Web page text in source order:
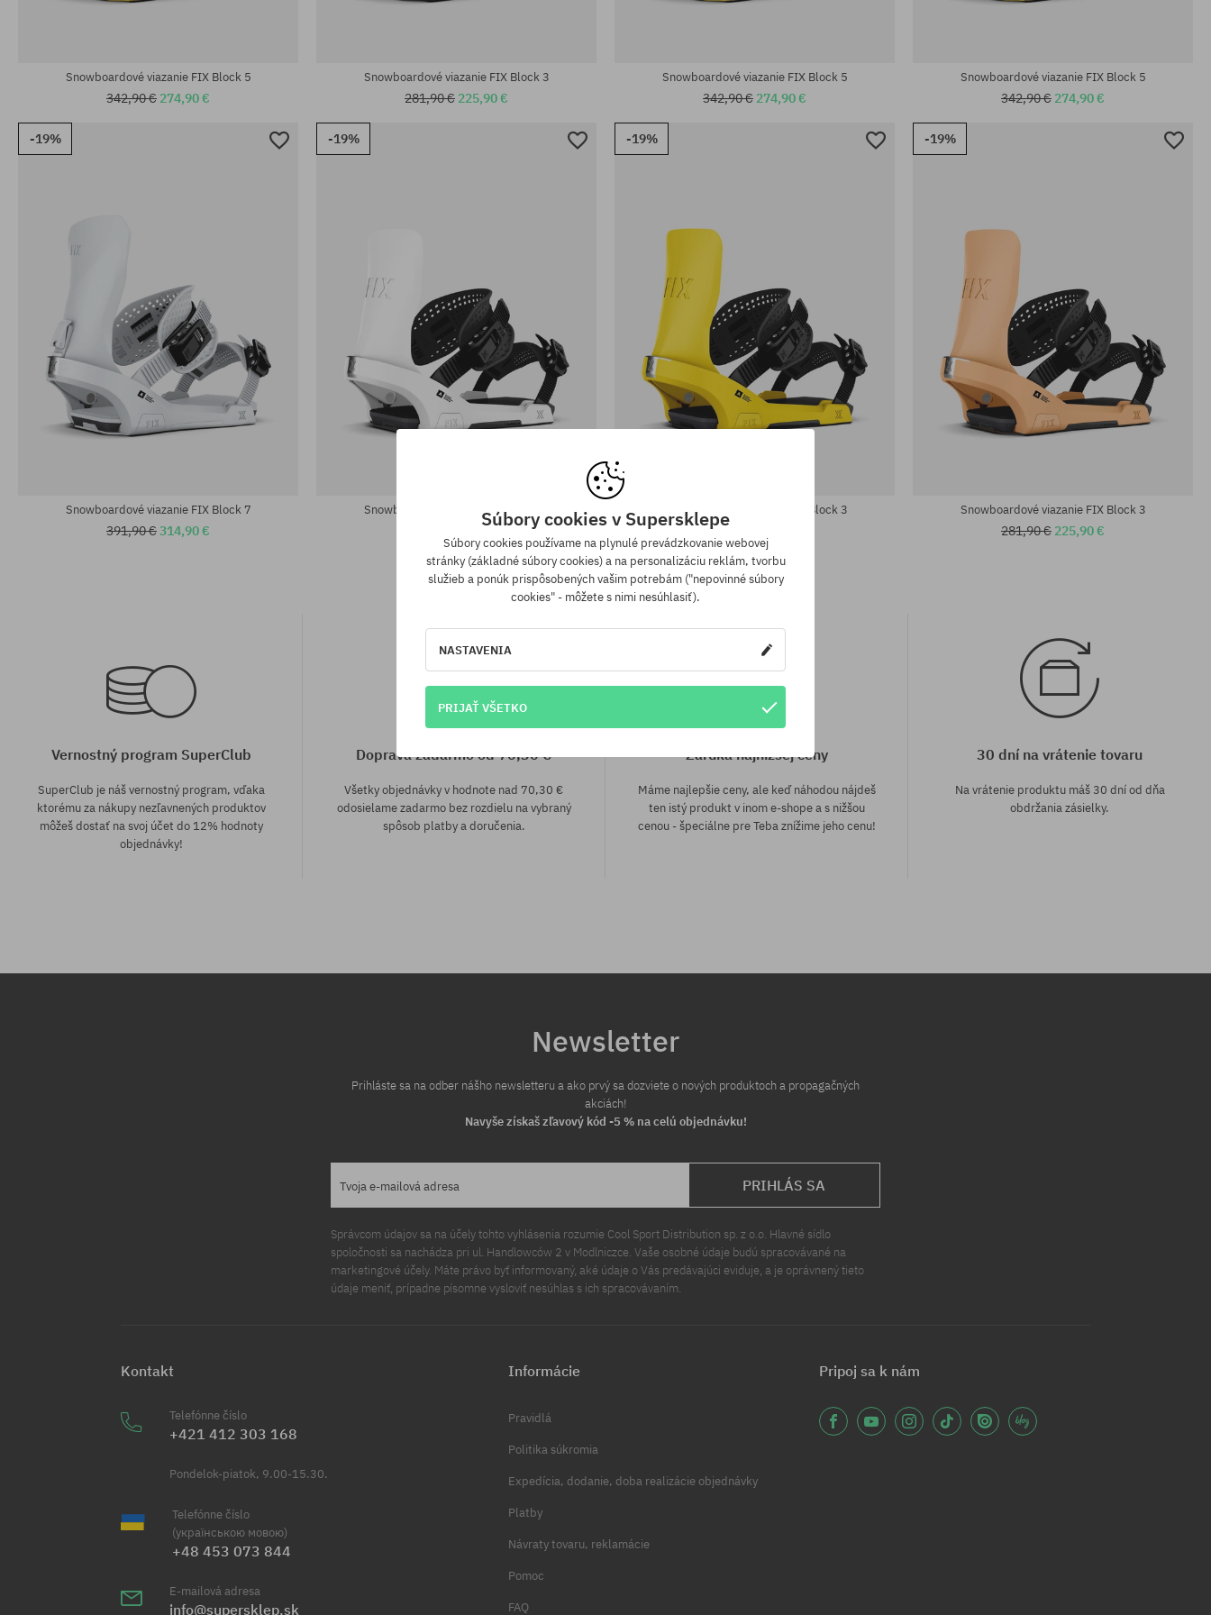
Snowboardové viazanie FIX Block 5
342,90 € 274,90 €
Snowboardové viazanie FIX Block 3
281,90 € 225,90 €
Dostupné veľkosti:
L
Snowboardové viazanie FIX Block 5
342,90 € 274,90 €
Snowboardové viazanie FIX Block 5
342,90 € 274,90 €
-19%
Snowboardové viazanie FIX Block 7
391,90 €314,90 €
-19%
Snowboardové viazanie FIX Block 3
225,90 €
-19%
Snowboardové viazanie FIX Block 3
281,90 €
-19%
Snowboardové viazanie FIX Block 3
281,90 € 225,90 €
Vernostný program SuperClub
SuperClub je náš vernostný program, vďaka
ktorému za nákupy nezľavnených produktov
môžeš dostať na svoj účet do 12% hodnoty
objednávky!
Doprava zadarmo od 70,30 €
Všetky objednávky v hodnote nad 70,30 €
odosielame zadarmo bez rozdielu na vybraný
spôsob platby a doručenia.
Záruka najnižšej ceny
Máme najlepšie ceny, ale keď náhodou nájdeš
ten istý produkt v inom e-shope a s nižšou
cenou - špeciálne pre Teba znížime jeho cenu!
30 dní na vrátenie tovaru
Na vrátenie produktu máš 30 dní od dňa
obdržania zásielky.
Newsletter
Prihláste sa na odber nášho newsletteru a ako prvý sa dozviete o nových produktoch a propagačných
akciách!
Navyše získaš zľavový kód -5 % na celú objednávku!
Tvoja e-mailová adresa PRIHLÁS SA
Správcom údajov sa na účely tohto vyhlásenia rozumie Cool Sport Distribution sp. z o.o. Hlavné sídlo
spoločnosti sa nachádza pri ul. Handlowców 2 v Modlniczce. Vaše osobné údaje budú spracovávané na
marketingové účely. Máte právo byť informovaný, aké údaje o Vás predávajúci eviduje, a je oprávnený tieto
údaje meniť, prípadne písomne vysloviť nesúhlas s ich spracovávaním.
Kontakt
Telefónne číslo
+421 412 303 168
Pondelok-piatok, 9.00-15.30.
Telefónne číslo
(українською мовою)
+48 453 073 844
E-mailová adresa
info@supersklep.sk
Informácie
Pravidlá
Politika súkromia
Expedícia, dodanie, doba realizácie objednávky
Platby
Návraty tovaru, reklamácie
Pomoc
FAQ
Pripoj sa k nám
Súbory cookies v Supersklepe
Súbory cookies používame na plynulé prevádzkovanie webovej
stránky (základné súbory cookies) a na personalizáciu reklám, tvorbu
služieb a ponúk prispôsobených vašim potrebám ("nepovinné súbory
cookies" - môžete s nimi nesúhlasiť).
NASTAVENIA
PRIJAŤ VŠETKO